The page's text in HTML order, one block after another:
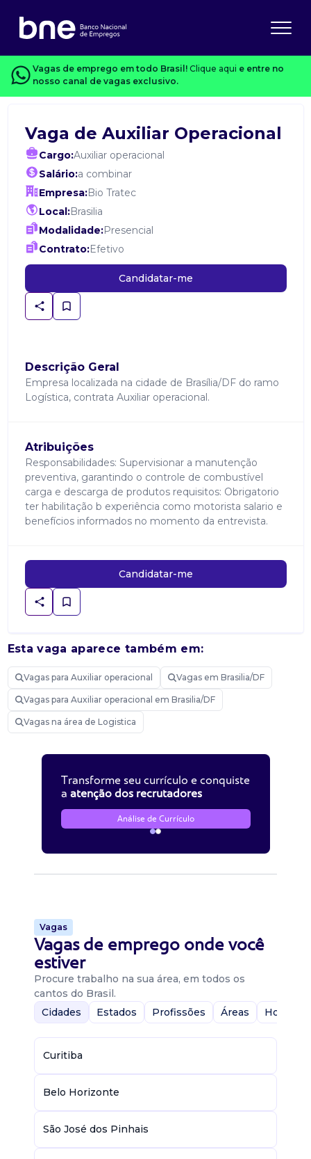
Vagas de emprego em todo Brasil! Clique aqui e entre no
nosso canal de vagas exclusivo.
Vaga de Auxiliar Operacional
Cargo:Auxiliar operacional
Salário:a combinar
Empresa:Bio Tratec
Local:Brasilia
Modalidade:Presencial
Contrato:Efetivo
Candidatar-me
Descrição Geral
Empresa localizada na cidade de Brasília/DF do ramo
Logística, contrata Auxiliar operacional.
Atribuições
Responsabilidades: Supervisionar a manutenção
preventiva, garantindo o controle de combustível
carga e descarga de produtos requisitos: Obrigatorio
ter habilitação b experiência como motorista salario e
benefícios informados no momento da entrevista.
Candidatar-me
Esta vaga aparece também em:
Vagas para Auxiliar operacional Vagas em Brasilia/DF
Vagas para Auxiliar operacional em Brasilia/DF
Vagas na área de Logistica
Transforme seu currículo e conquiste
a atenção dos recrutadores
Análise de Currículo
Vagas
Vagas de emprego onde você
estiver
Procure trabalho na sua área, em todos os
cantos do Brasil.
Cidades
Estados Profissões Áreas Home-
Curitiba
Belo Horizonte
São José dos Pinhais